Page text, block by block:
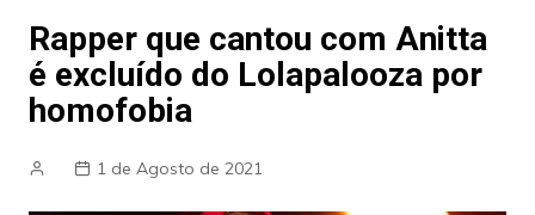
Rapper que cantou com Anitta
é excluído do Lolapalooza por
homofobia
1 de Agosto de 2021